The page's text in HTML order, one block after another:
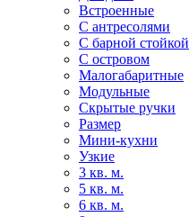
Встроенные
С антресолями
С барной стойкой
С островом
Малогабаритные
Модульные
Скрытые ручки
Размер
Мини-кухни
Узкие
3 кв. м.
5 кв. м.
6 кв. м.